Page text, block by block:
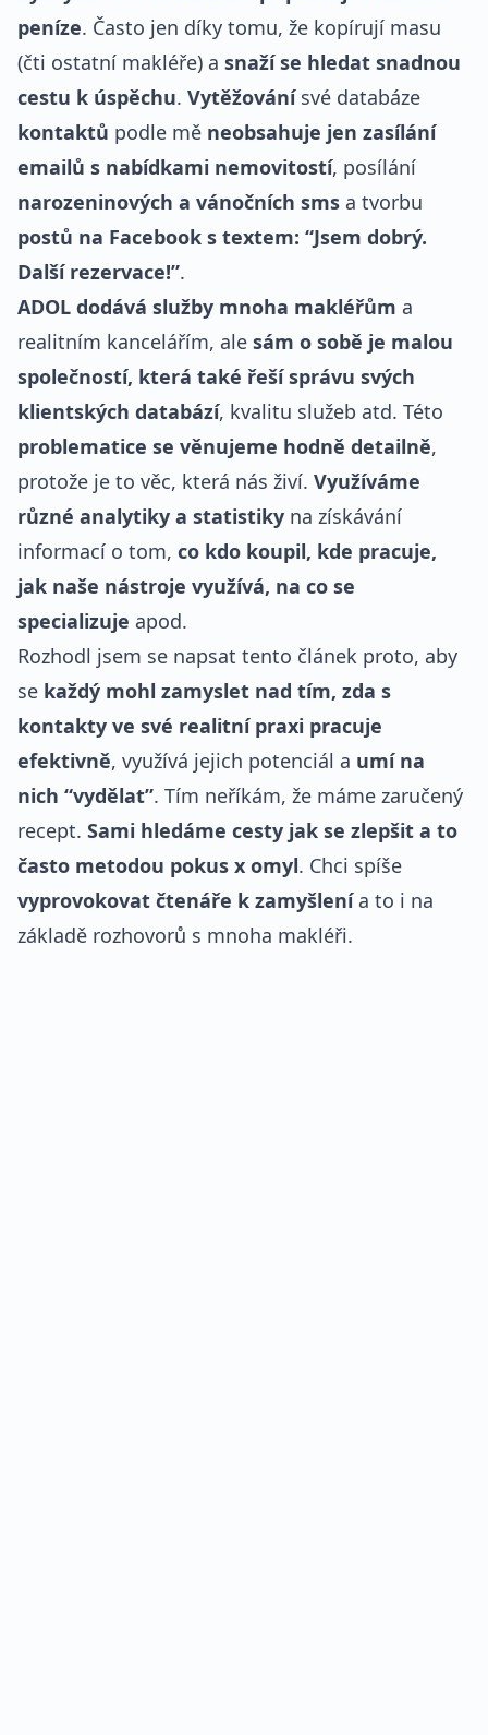
peníze. Často jen díky tomu, že kopírují masu
(čti ostatní makléře) a snaží se hledat snadnou
cestu k úspěchu. Vytěžovánísvé databáze
kontaktů podle mě neobsahuje jen zasílání
emailů s nabídkami nemovitostí, posílání
narozeninových a vánočních sms a tvorbu
postů na Facebook s textem: “Jsem dobrý.
Další rezervace!”.
ADOL dodává služby mnoha makléřům a
realitním kancelářím, ale sám o sobě je malou
společností, která také řeší správu svých
klientských databází, kvalitu služeb atd. Této
problematice se věnujeme hodně detailně,
protože je to věc, která nás živí. Využíváme
různé analytiky a statistiky na získávání
informací o tom, co kdo koupil, kde pracuje,
jak naše nástroje využívá, na co se
specializuje apod.
Rozhodl jsem se napsat tento článek proto, aby
se každý mohl zamyslet nad tím, zda s
kontakty ve své realitní praxi pracuje
efektivně, využívá jejich potenciál a umí na
nich “vydělat”. Tím neříkám, že máme zaručený
recept. Sami hledáme cesty jak se zlepšit a to
často metodou pokus x omyl. Chci spíše
vyprovokovat čtenáře k zamyšlenía to i na
základě rozhovorů s mnoha makléři.